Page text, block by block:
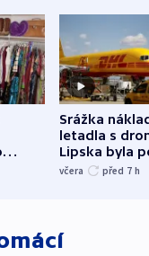
o
Srážka
letadla s
Lipska byla
německého
včera před 7 h